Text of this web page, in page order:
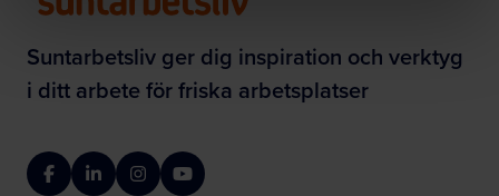
Suntarbetsliv ger dig inspiration och verktyg
i ditt arbete för friska arbetsplatser
FacebookLinkedInInstagramYouTube